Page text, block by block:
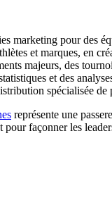
marketing pour des
et marques, en
majeurs, des
et des
spécialisée
représente une
façonner les